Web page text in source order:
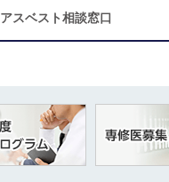
アスベスト相談窓口